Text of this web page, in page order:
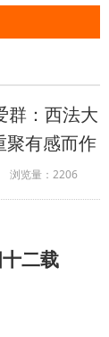
群：西法大
聚有感而作
浏览量： 2206
二载